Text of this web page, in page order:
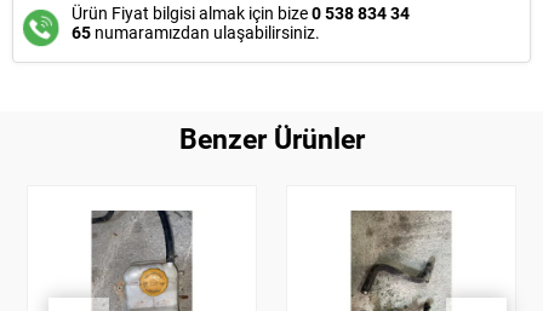
Ürün Fiyat bilgisi almak için bize0 538 834 34
65 numaramızdan ulaşabilirsiniz.
Benzer Ürünler